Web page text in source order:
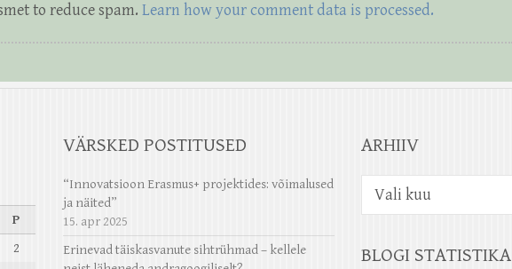
to reduce spam. Learn how your comment data is processed.
P
2
VÄRSKED POSTITUSED
“Innovatsioon Erasmus+ projektides: võimalused
ja näited”
15. apr 2025
Erinevad täiskasvanute sihtrühmad – kellele
ARHIIV
BLOGI STATISTIKA